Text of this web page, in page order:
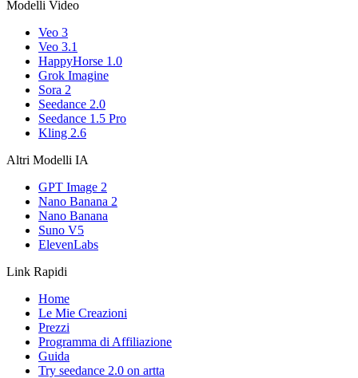
Modelli Video
Veo 3
Veo 3.1
HappyHorse 1.0
Grok Imagine
Sora 2
Seedance 2.0
Seedance 1.5 Pro
Kling 2.6
Altri Modelli IA
GPT Image 2
Nano Banana 2
Nano Banana
Suno V5
ElevenLabs
Link Rapidi
Home
Le Mie Creazioni
Prezzi
Programma di Affiliazione
Guida
Try seedance 2.0 on artta